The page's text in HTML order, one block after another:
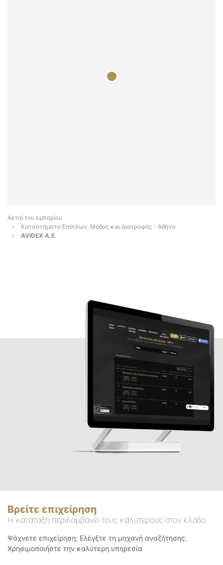
Αετοί του εμπορίου
Καταστήματα Επίπλων, Μόδας και Διατροφής - Αθήνα
AVIDEX Α.Ε.
Βρείτε επιχείρηση
Η κατάταξη περιλαμβάνει τους καλύτερους στον κλάδο
Ψάχνετε επιχείρηση; Ελέγξτε τη μηχανή αναζήτησης.
Χρησιμοποιήστε την καλύτερη υπηρεσία